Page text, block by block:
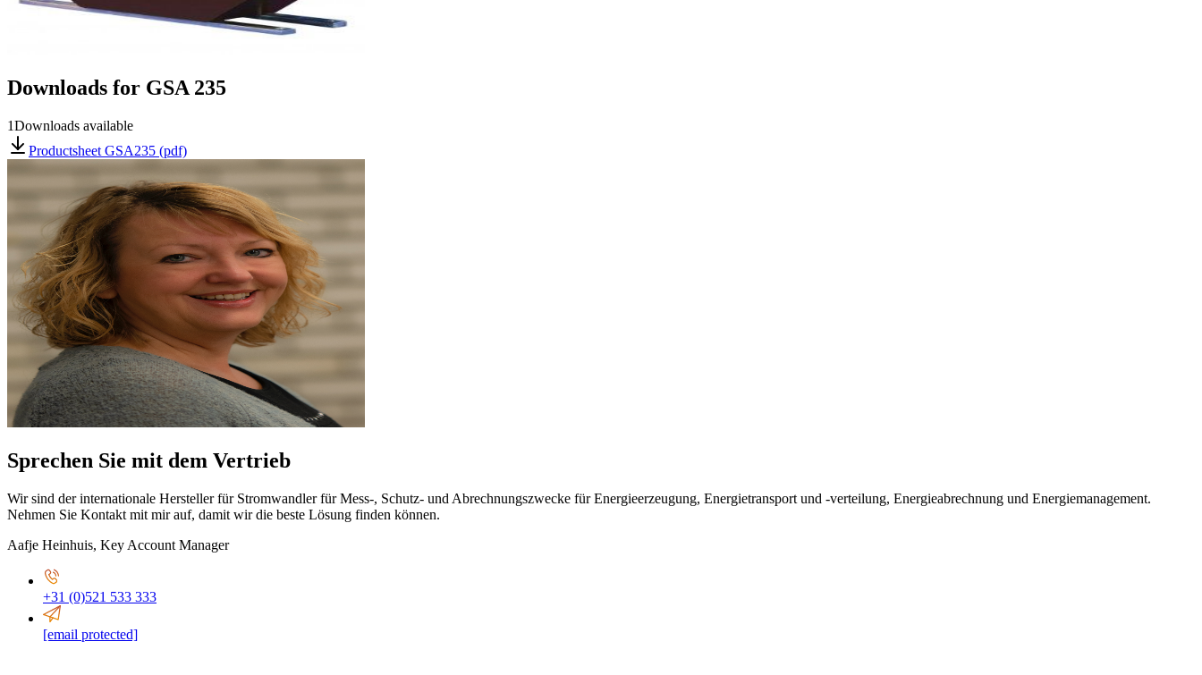
Downloads for GSA 235
1Downloads available
Productsheet GSA235 (pdf)
Sprechen Sie mit dem Vertrieb
Wir sind der internationale Hersteller für Stromwandler für Mess-, Schutz- und Abrechnungszwecke für Energieerzeugung, Energietransport und -verteilung, Energieabrechnung und Energiemanagement.
Nehmen Sie Kontakt mit mir auf, damit wir die beste Lösung finden können.
Aafje Heinhuis, Key Account Manager
+31 (0)521 533 333
[email protected]